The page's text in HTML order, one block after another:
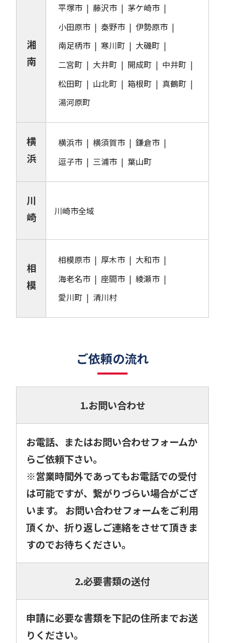
湘
南
平塚市 藤沢市
茅ケ崎市
小田原市
秦野市
伊勢原市
南足柄市
寒川町
大磯町
二宮町
大井町 開成町
中井町
松田町
山北町 箱根町
真鶴町
湯河原町
横
浜
横浜市 横須賀市
鎌倉市
逗子市
三浦市 葉山町
川
崎
川崎市全域
相
模
相模原市 厚木市
大和市
海老名市
座間市
綾瀬市
愛川町
清川村
ご依頼の流れ
1.お問い合わせ
お電話、またはお問い合わせフォームか
らご依頼下さい。
※営業時間外であってもお電話での受付
は可能ですが、繋がりづらい場合がござ
います。 お問い合わせフォームをご利用
頂くか、折り返しご連絡をさせて頂きま
すのでお待ちください。
2.必要書類の送付
申請に必要な書類を下記の住所までお送
りください。